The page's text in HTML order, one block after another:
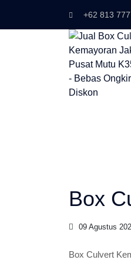
+62 813
Box
09 Agustus
Box Culvert